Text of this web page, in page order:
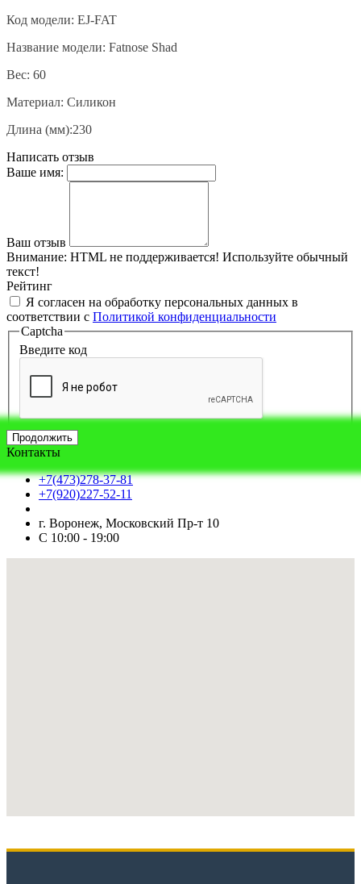
Код модели: EJ-FAT
Название модели: Fatnose Shad
Вес: 60
Материал: Силикон
Длина (мм):230
Написать отзыв
Ваше имя:
Ваш отзыв
Внимание: HTML не поддерживается! Используйте обычный
текст!
Рейтинг
Я согласен на обработку персональных данных в
соответствии с Политикой конфиденциальности
Captcha
Введите код
Продолжить
Контакты
+7(473)278-37-81
+7(920)227-52-11
г. Воронеж, Московский Пр-т 10
С 10:00 - 19:00